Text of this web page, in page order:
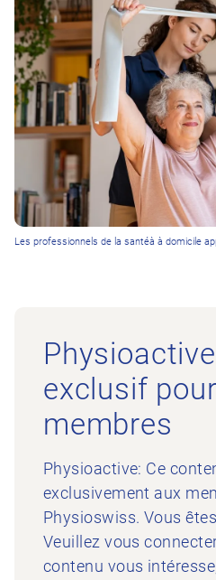
Les professionnels de la santéà à domicile
exclusif
membres
Physioactive: Ce
exclusivement aux
Physioswiss. Vous
Veuillez vous
contenu vous